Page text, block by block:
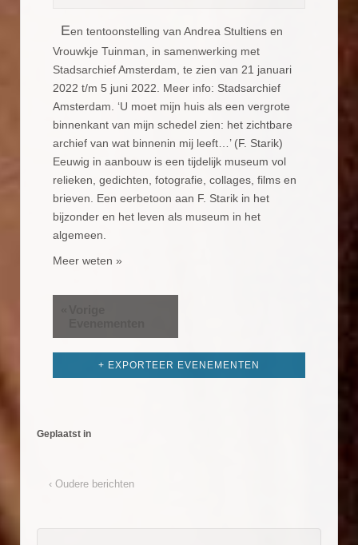
Een tentoonstelling van Andrea Stultiens en
Vrouwkje Tuinman, in samenwerking met
Stadsarchief Amsterdam, te zien van 21 januari
2022 t/m 5 juni 2022. Meer info: Stadsarchief
Amsterdam. ‘U moet mijn huis als een vergrote
binnenkant van mijn schedel zien: het zichtbare
archief van wat binnenin mij leeft…’ (F. Starik)
Eeuwig in aanbouw is een tijdelijk museum vol
relieken, gedichten, fotografie, collages, films en
brieven. Een eerbetoon aan F. Starik in het
bijzonder en het leven als museum in het
algemeen.
Meer weten »
+ EXPORTEER EVENEMENTEN
Geplaatst in
‹ Oudere berichten